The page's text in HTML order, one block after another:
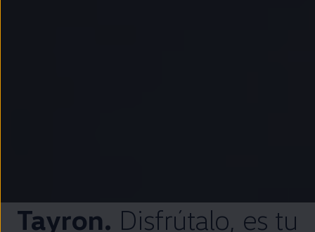
Tayron. Disfrútalo, es tu